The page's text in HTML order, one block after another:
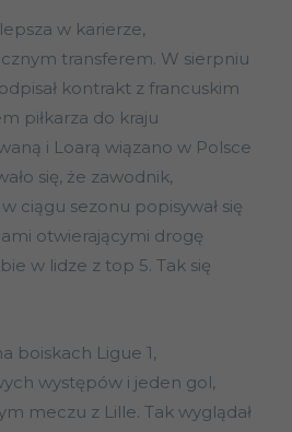
w karierze,
transferem. W sierpniu
kontrakt z francuskim
piłkarza do kraju
i Loarą wiązano w Polsce
się, że zawodnik,
ciągu sezonu popisywał się
otwierającymi drogę
w lidze z top 5. Tak się
boiskach Ligue 1,
występów i jeden gol,
meczu z Lille. Tak wyglądał